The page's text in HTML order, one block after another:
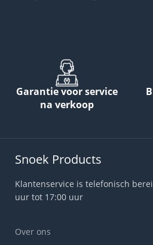
Garantie voor service
na verkoop
Snoek Products
Klantenservice is telefonisch
uur tot 17:00 uur
Over ons